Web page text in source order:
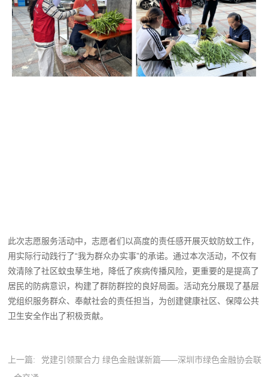
此次志愿服务活动中，志愿者们以高度的责任感开展灭蚊防蚊工作，
用实际行动践行了“我为群众办实事”的承诺。通过本次活动，不仅有
效清除了社区蚊虫孳生地，降低了疾病传播风险，更重要的是提高了
居民的防病意识，构建了群防群控的良好局面。活动充分展现了基层
党组织服务群众、奉献社会的责任担当，为创建健康社区、保障公共
卫生安全作出了积极贡献。
上一篇:
党建引领聚合力 绿色金融谋新篇——深圳市绿色金融协会联